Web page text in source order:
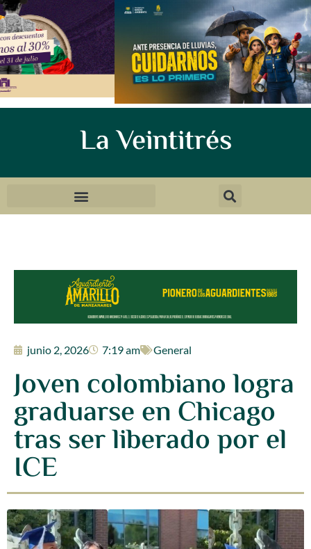
La Veintitrés
junio 2, 2026 7:19 am General
Joven colombiano logra
graduarse en Chicago
tras ser liberado por el
ICE